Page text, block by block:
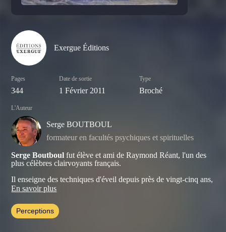
Exergue Éditions
Pages
344
Date de sortie
1 Février 2011
Type
Broché
L'Auteur
Serge BOUTBOUL
formateur en facultés psychiques et spirituelles
Serge Boutboul fut élève et ami de Raymond Réant, l'un des
plus célèbres clairvoyants français.
Il enseigne des techniques d'éveil depuis près de vingt-cinq ans,
par le biais de cours, séminaires, conférences, émissions de
radio, qui ont su sensibiliser un vaste public. Nous sommes des
êtres spirituels, ne l'oublions pas...
Découvrir son site :
En savoir plus
Perceptions